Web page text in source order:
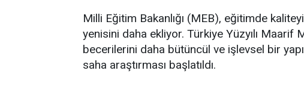
Milli Eğitim Bakanlığı (MEB), eğitimde
yenisini daha ekliyor. Türkiye Yüzyılı Maarif
becerilerini daha bütüncül ve işlevsel bir
saha araştırması başlatıldı.